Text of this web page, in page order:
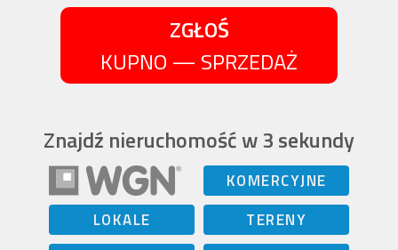
ZGŁOŚ
KUPNO — SPRZEDAŻ
Znajdź nieruchomość w 3 sekundy
KOMERCYJNE
LOKALE
TERENY